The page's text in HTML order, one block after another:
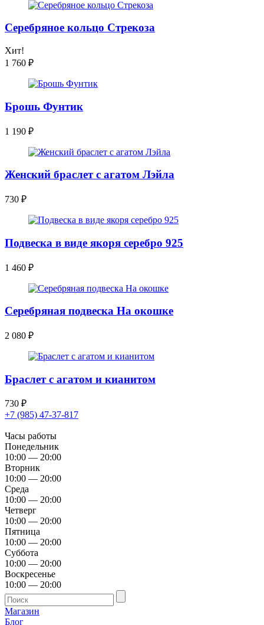
Серебряное кольцо Стрекоза
Хит!
1 760 ₽
Брошь Фунтик
1 190 ₽
Женский браслет с агатом Лэйла
730 ₽
Подвеска в виде якоря серебро 925
1 460 ₽
Серебряная подвеска На окошке
2 080 ₽
Браслет с агатом и кианитом
730 ₽
+7 (985) 47-37-817
Часы работы
Понедельник
10:00 — 20:00
Вторник
10:00 — 20:00
Среда
10:00 — 20:00
Четверг
10:00 — 20:00
Пятница
10:00 — 20:00
Суббота
10:00 — 20:00
Воскресенье
10:00 — 20:00
Магазин
Блог